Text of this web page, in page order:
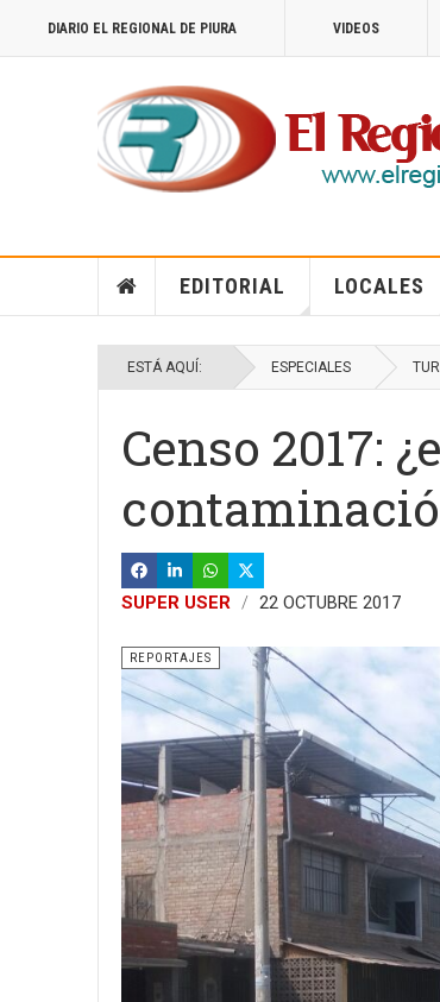
DIARIO EL REGIONAL DE PIURA VIDEOS
EDITORIAL LOCALES
ESTÁ AQUÍ: ESPECIALES
Censo 2017:
SUPER USER 22 OCTUBRE 2017
REPORTAJES